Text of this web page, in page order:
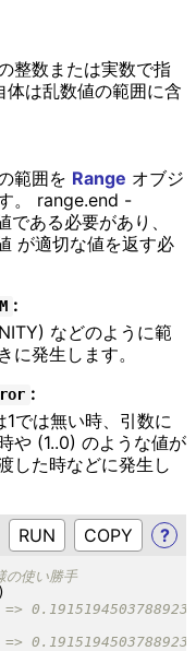
整数または実数で指
は乱数値の範囲に含
範囲を Range オブジ
。 range.end -
ある必要があり、
が適切な値を返す必
:
などのように範
に発生します。
:
では無い時、引数に
や (1..0) のような値が
した時などに発生し
RUN ?
# Kernel.#rand とほぼ同様の使い勝手